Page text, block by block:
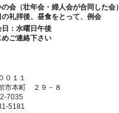
会（壮年会・婦人会が合同した会）
の礼拝後、昼食をとって、例会
日：水曜日午後
めご連絡下さい
０１１
市本町 ２９－８
7035
5181